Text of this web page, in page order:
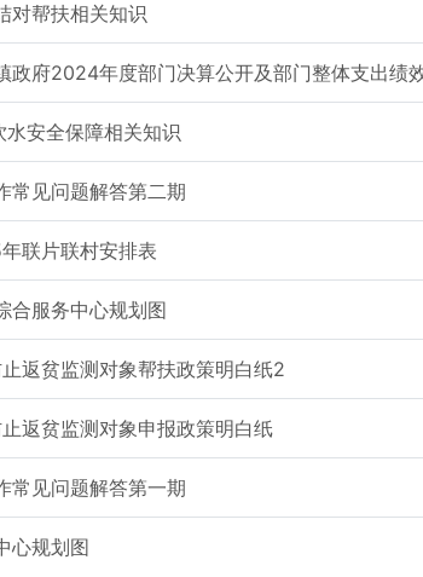
对帮扶相关知识
政府2024年度部门决算公开及部门整体支出绩
水安全保障相关知识
常见问题解答第二期
联片联村安排表
合服务中心规划图
返贫监测对象帮扶政策明白纸2
返贫监测对象申报政策明白纸
常见问题解答第一期
心规划图